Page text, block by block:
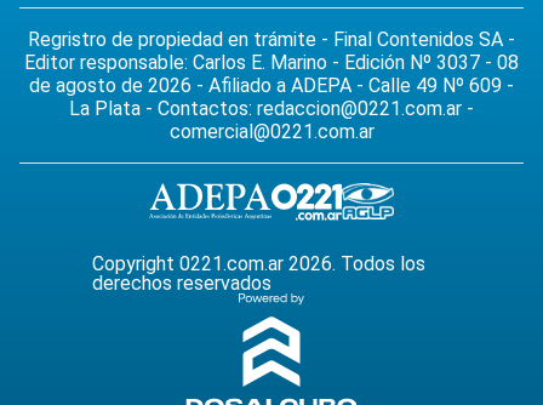
Regristro de propiedad en trámite - Final Contenidos SA -
Editor responsable: Carlos E. Marino - Edición Nº 3037 - 08
de agosto de 2026 - Afiliado a ADEPA - Calle 49 Nº 609 -
La Plata - Contactos: redaccion@0221.com.ar -
comercial@0221.com.ar
Copyright 0221.com.ar 2026. Todos los
derechos reservados